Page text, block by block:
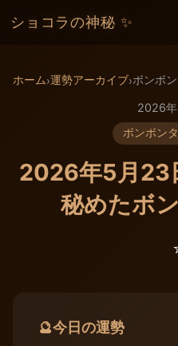
ショコラの神秘 ✨
ホーム›運勢アーカイブ›ボンボン
2026
ボンボン
2026年5月23
秘めたボ
🔮今日の運勢